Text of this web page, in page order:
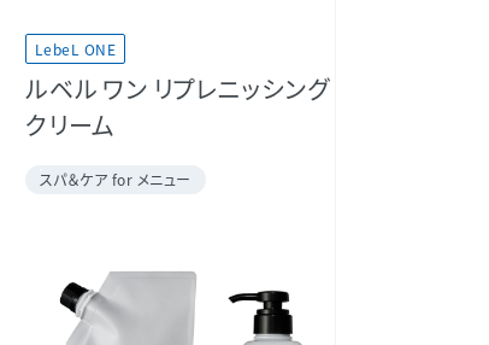
LebeL ONE
ルベル ワン リプレニッシング
クリーム
スパ＆ケア for メニュー